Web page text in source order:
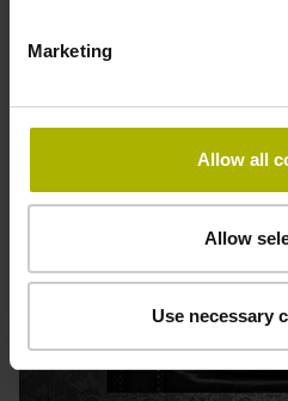
Marketing
Allow all
Allow
Use necessary